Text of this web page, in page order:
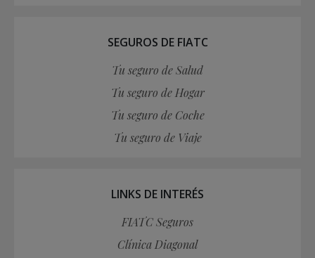
SEGUROS DE FIATC
Tu seguro de Salud
Tu seguro de Hogar
Tu seguro de Coche
Tu seguro de Viaje
LINKS DE INTERÉS
FIATC Seguros
Clínica Diagonal